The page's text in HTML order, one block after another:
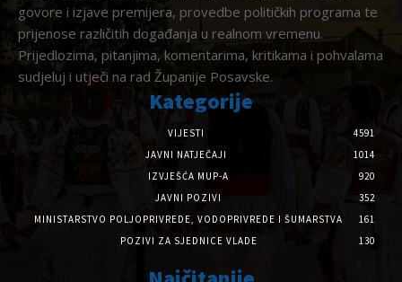
govore i izjave premijera, provedbe političkih programa te
prijenose različitih događanja u realnom vremenu.
Prijedlozima, pitanjima, komentarima, kritikama i pohvalama
sudjeluj i utječi na rad Županije Posavske.
Kategorije
VIJESTI
4591
JAVNI NATJEČAJI
1014
IZVJEŠĆA MUP-A
920
JAVNI POZIVI
352
MINISTARSTVO POLJOPRIVREDE, VODOPRIVREDE I ŠUMARSTVA
161
POZIVI ZA SJEDNICE VLADE
130